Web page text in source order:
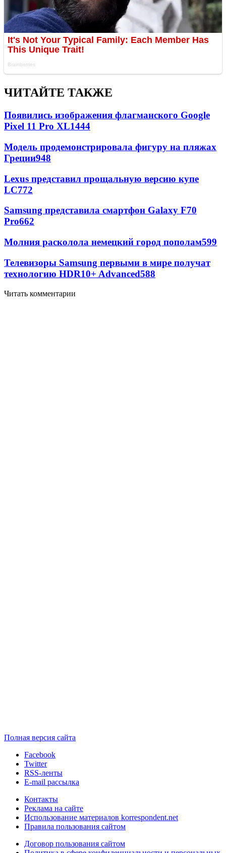
ЧИТАЙТЕ ТАКЖЕ
Появились изображения флагманского Google
Pixel 11 Pro XL1444
Модель продемонстрировала фигуру на пляжах
Греции948
Lexus представил прощальную версию купе
LC772
Samsung представила смартфон Galaxy F70
Pro662
Молния расколола немецкий город пополам599
Телевизоры Samsung первыми в мире получат
технологию HDR10+ Advanced588
Читать комментарии
Полная версия сайта
Facebook
Twitter
RSS-ленты
E-mail рассылка
Контакты
Реклама на сайте
Использование материалов korrespondent.net
Правила пользования сайтом
Договор пользования сайтом